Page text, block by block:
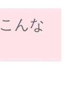
んな